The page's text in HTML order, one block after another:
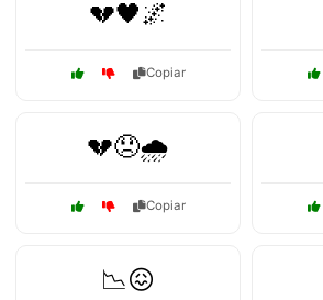
💔🖤🌌
Copiar
💔😞🌧️
Copiar
📉😖